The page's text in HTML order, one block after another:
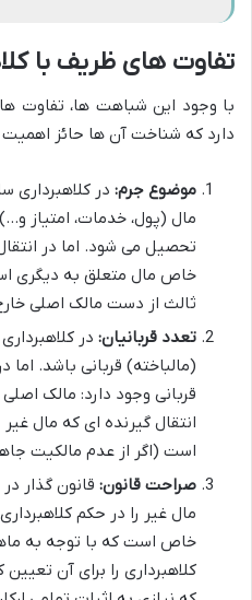
تفاوت های ظریف با
با وجود این شباهت ها، تفاوت
دارد که شناخت آن ها حائز
موضوع جرم: در کلاهبرداری
مال (پول، خدمات، امتیاز
تحصیل می شود. اما در
خاص مال متعلق به دیگری
ثالث از دست مالک اصلی
تعدد قربانیان: در
(مالباخته) قربانی باشد. اما
قربانی وجود دارد: مالک
انتقال گیرنده ای که مال
است (اگر از عدم مالکیت
صراحت قانون: قانون گذار
مال غیر را در حکم
خاص است که با توجه به
کلاهبرداری را برای آن